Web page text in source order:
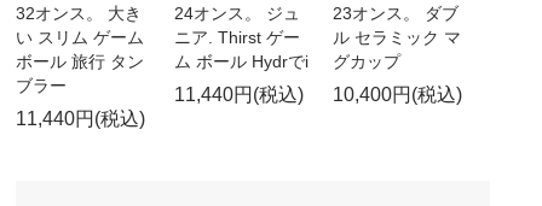
32オンス。 大き
い スリム ゲーム
ボール 旅行 タン
ブラー
11,440円(税込)
24オンス。 ジュ
ニア. Thirst ゲー
ム ボール Hydrでi
11,440円(税込)
23オンス。 ダブ
ル セラミック マ
グカップ
10,400円(税込)